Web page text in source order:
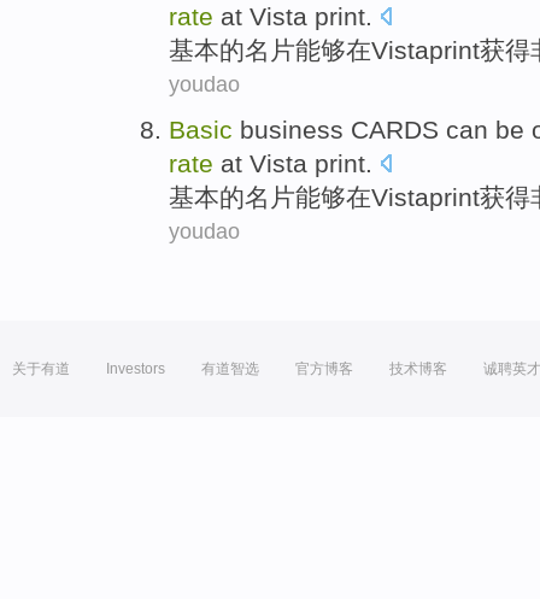
rate at Vista print.
基本的名片能够在Vistaprint获得
youdao
Basic business CARDS can be
rate at Vista print
基本的名片能够在Vistaprint获得
youdao
关于有道 Investors 有道智选 官方博客 技术博客 诚聘英才